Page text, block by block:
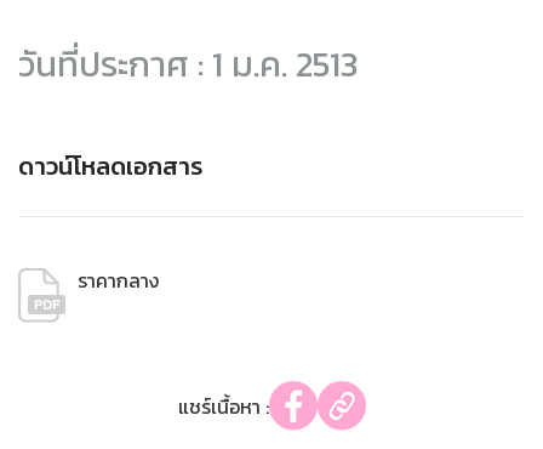
วันที่ประกาศ : 1 ม.ค. 2513
ดาวน์โหลดเอกสาร
ราคากลาง
แชร์เนื้อหา :